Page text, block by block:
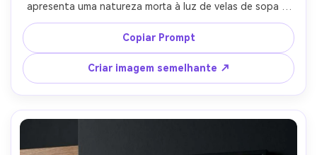
apresenta uma natureza morta à luz de velas de sopa e
pão com elegantes letras serifs modernas e uma nota
curta "da nossa mesa", iluminação de lâmpada quente
interna, Fujifilm X-T5, 56mm, composição no meio do tiro,
textura realista da pele, foco nítido na impressão,
sombras naturais, aparência de papel fosco premium-AR
4:5
Copiar Prompt
Criar imagem semelhante ↗